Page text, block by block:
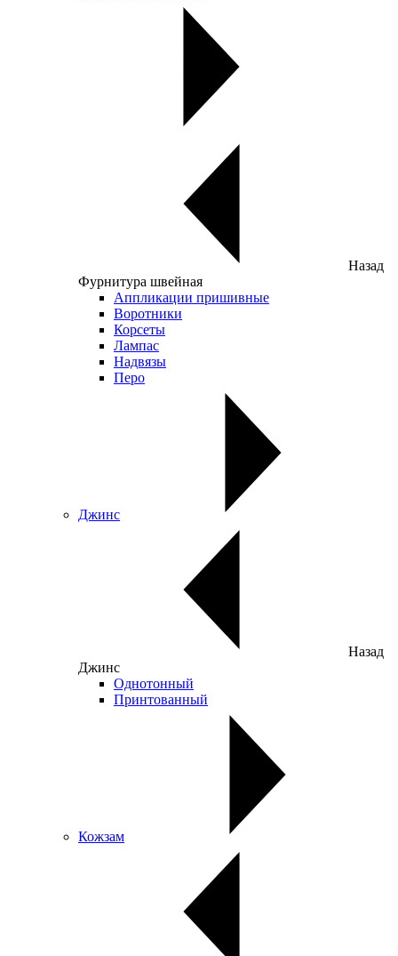
Назад
Фурнитура швейная
Аппликации пришивные
Воротники
Корсеты
Лампас
Надвязы
Перо
Джинс
Назад
Джинс
Однотонный
Принтованный
Кожзам